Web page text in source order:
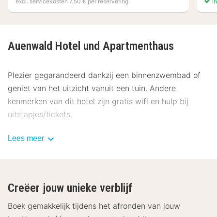
Auenwald Hotel und Apartmenthaus
Plezier gegarandeerd dankzij een binnenzwembad of
geniet van het uitzicht vanuit een tuin. Andere
kenmerken van dit hotel zijn gratis wifi en hulp bij
uitstapjes/tickets.
Gasten van Auenwald Hotel und Apartmenthaus
Enkele van de voorzieningen zijn gratis kranten in de
lobby, een 24-uurs receptie en een
Lees meer
Creëer jouw unieke verblijf
Boek gemakkelijk tijdens het afronden van jouw